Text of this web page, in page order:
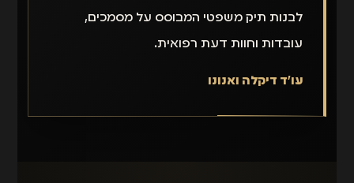
לבנות תיק משפטי המבוסס על מסמכים,
עובדות וחוות דעת רפואית.
עו״ד דיקלה ואנונו